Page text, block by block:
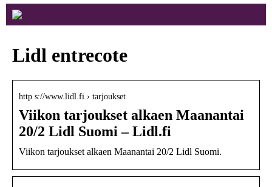
Lidl entrecote
http s://www.lidl.fi › tarjoukset
Viikon tarjoukset alkaen Maanantai
20/2 Lidl Suomi – Lidl.fi
Viikon tarjoukset alkaen Maanantai 20/2 Lidl Suomi.